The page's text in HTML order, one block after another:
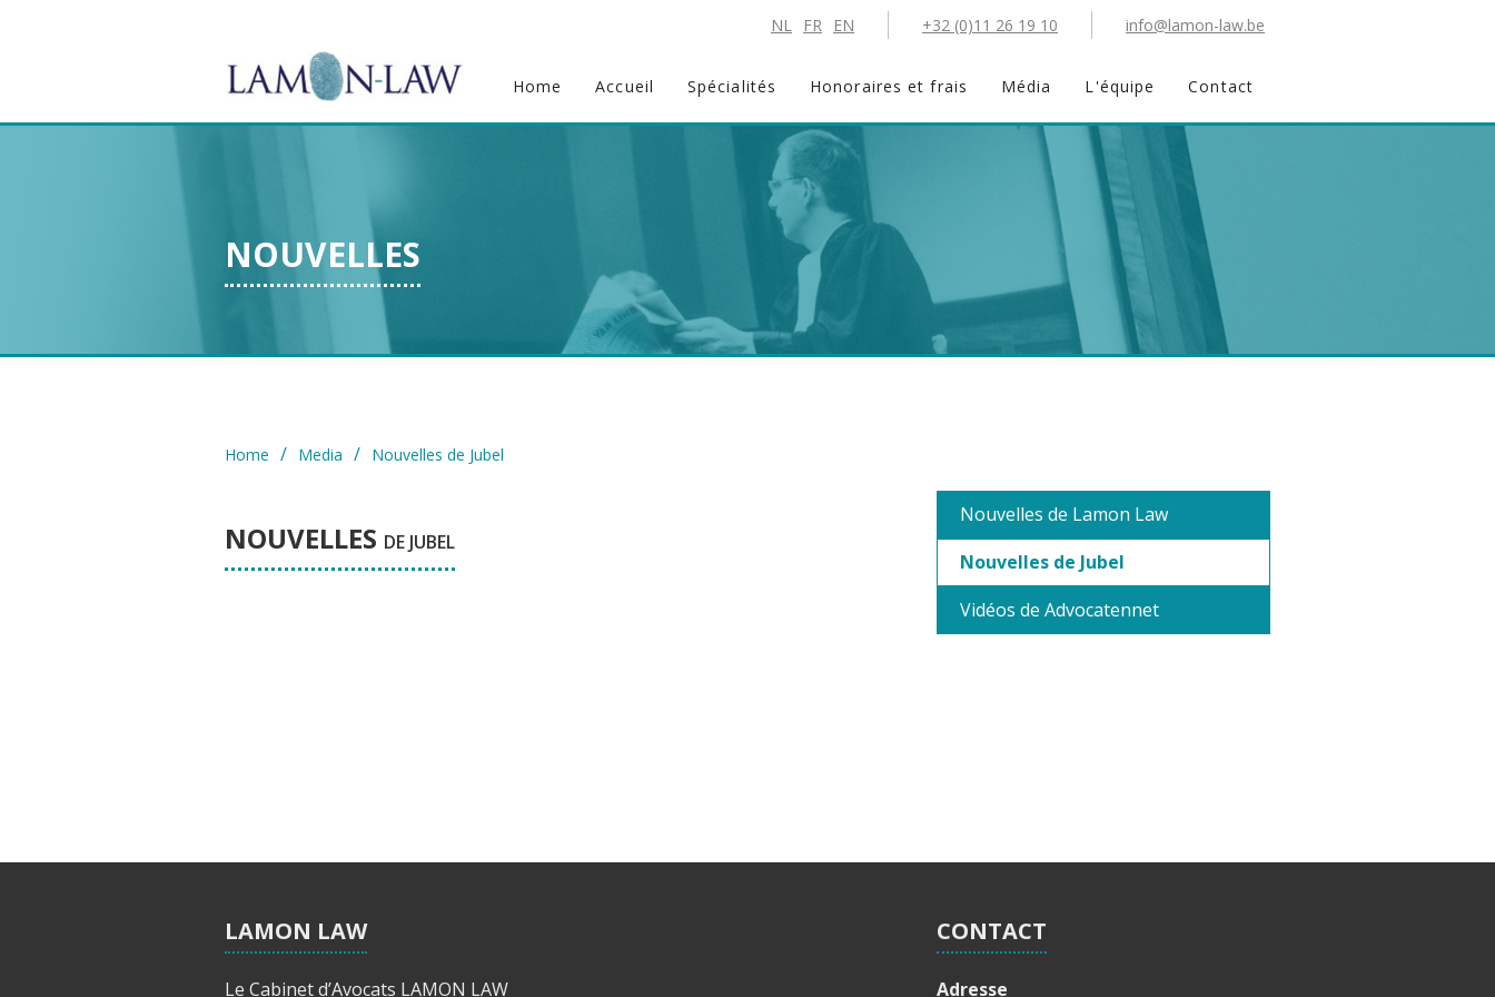
info@lamon-law.be
+32 (0)11 26 19 10
NL FR EN
Home Accueil Spécialités Honoraires et frais Média L'équipe Contact
NOUVELLES
Home / Media / Nouvelles de Jubel
NOUVELLES DE JUBEL
Nouvelles de Lamon Law
Nouvelles de Jubel
Vidéos de Advocatennet
LAMON LAW
Le Cabinet d’Avocats LAMON LAW
CONTACT
Adresse